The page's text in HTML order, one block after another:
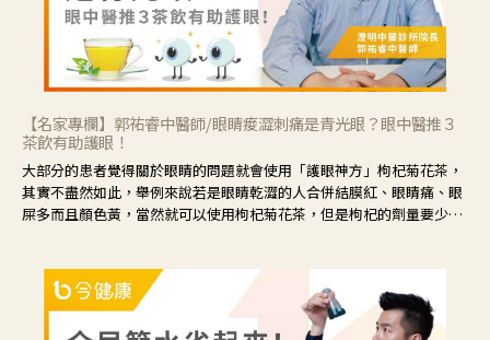
【名家專欄】郭祐睿中醫師/眼睛痠澀刺痛是青光眼？眼中醫推３
茶飲有助護眼！
大部分的患者覺得關於眼睛的問題就會使用「護眼神方」枸杞菊花茶，
其實不盡然如此，舉例來說若是眼睛乾澀的人合併結膜紅、眼睛痛、眼
屎多而且顏色黃，當然就可以使用枸杞菊花茶，但是枸杞的劑量要少，
候就要使用菊花、金銀花來治療；假如單純的眼睛乾澀，結膜沒有紅，
眼睛周圍沒有眼屎，這種情況是屬於「陰虛」，就可以使用枸杞、蓮
藕、麥門冬、山藥等比較滋潤的藥材，效果就更顯著。